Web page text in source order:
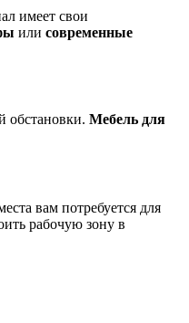
имеет свои
или современные
обстановки. Мебель для
вам потребуется для
рабочую зону в